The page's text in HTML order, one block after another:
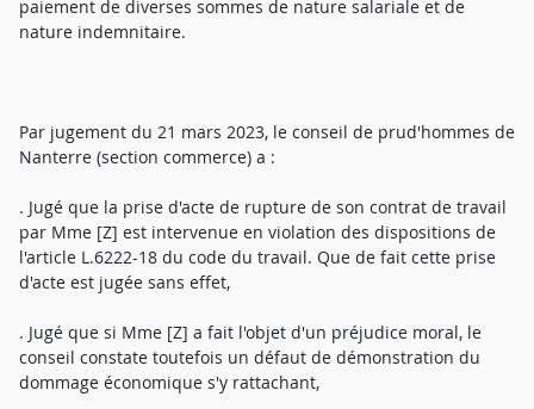
paiement de diverses sommes de nature salariale et de
nature indemnitaire.
Par jugement du 21 mars 2023, le conseil de prud'hommes de
Nanterre (section commerce) a :
. Jugé que la prise d'acte de rupture de son contrat de travail
par Mme [Z] est intervenue en violation des dispositions de
l'article L.6222-18 du code du travail. Que de fait cette prise
d'acte est jugée sans effet,
. Jugé que si Mme [Z] a fait l'objet d'un préjudice moral, le
conseil constate toutefois un défaut de démonstration du
dommage économique s'y rattachant,